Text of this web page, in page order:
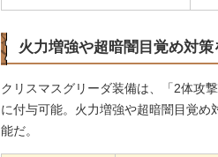
火力増強や超暗闇目覚め対策
クリスマスグリーダ装備は、「2体攻
に付与可能。火力増強や超暗闇目覚め
能だ。